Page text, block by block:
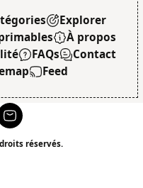
Explorer
À propos
FAQs
Contact
Feed
réservés.